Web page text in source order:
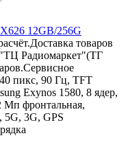
12GB/256G
товаров
Радиомаркет"(ТГ
пикс, 90 Гц, TFT
Exynos 1580​, 8 ядер,
фронтальная,
5G, 3G, GPS